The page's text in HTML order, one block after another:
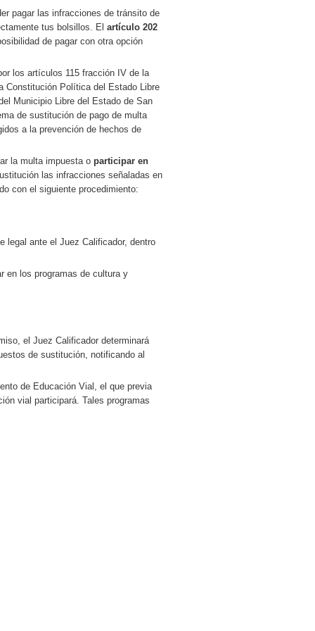
pagar las infracciones de tránsito de
tus bolsillos. El artículo 202
de pagar con otra opción
los artículos 115 fracción IV de la
Constitución Política del Estado Libre
Municipio Libre del Estado de San
de sustitución de pago de multa
a la prevención de hechos de
la multa impuesta o participar en
las infracciones señaladas en
con el siguiente procedimiento:
legal ante el Juez Calificador, dentro
en los programas de cultura y
el Juez Calificador determinará
de sustitución, notificando al
de Educación Vial, el que previa
vial participará. Tales programas